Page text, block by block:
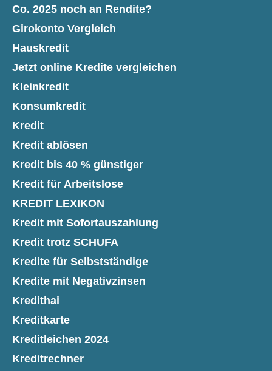
Co. 2025 noch an Rendite?
Girokonto Vergleich
Hauskredit
Jetzt online Kredite vergleichen
Kleinkredit
Konsumkredit
Kredit
Kredit ablösen
Kredit bis 40 % günstiger
Kredit für Arbeitslose
KREDIT LEXIKON
Kredit mit Sofortauszahlung
Kredit trotz SCHUFA
Kredite für Selbstständige
Kredite mit Negativzinsen
Kredithai
Kreditkarte
Kreditleichen 2024
Kreditrechner